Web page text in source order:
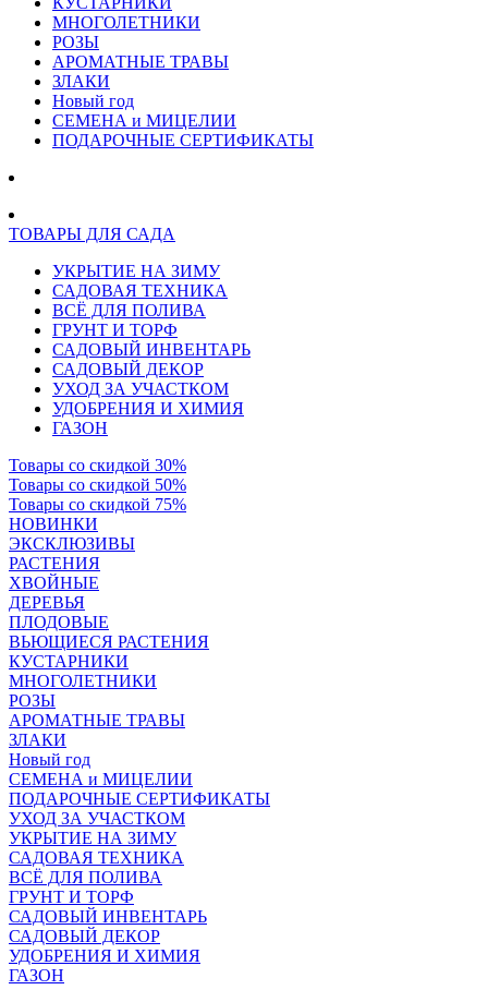
МНОГОЛЕТНИКИ
РОЗЫ
АРОМАТНЫЕ ТРАВЫ
ЗЛАКИ
Новый год
СЕМЕНА и МИЦЕЛИИ
ПОДАРОЧНЫЕ СЕРТИФИКАТЫ
ТОВАРЫ ДЛЯ САДА
УКРЫТИЕ НА ЗИМУ
САДОВАЯ ТЕХНИКА
ВСЁ ДЛЯ ПОЛИВА
ГРУНТ И ТОРФ
САДОВЫЙ ИНВЕНТАРЬ
САДОВЫЙ ДЕКОР
УХОД ЗА УЧАСТКОМ
УДОБРЕНИЯ И ХИМИЯ
ГАЗОН
Товары со скидкой 30%
Товары со скидкой 50%
Товары со скидкой 75%
НОВИНКИ
ЭКСКЛЮЗИВЫ
РАСТЕНИЯ
ХВОЙНЫЕ
ДЕРЕВЬЯ
ПЛОДОВЫЕ
ВЬЮЩИЕСЯ РАСТЕНИЯ
КУСТАРНИКИ
МНОГОЛЕТНИКИ
РОЗЫ
АРОМАТНЫЕ ТРАВЫ
ЗЛАКИ
Новый год
СЕМЕНА и МИЦЕЛИИ
ПОДАРОЧНЫЕ СЕРТИФИКАТЫ
УХОД ЗА УЧАСТКОМ
УКРЫТИЕ НА ЗИМУ
САДОВАЯ ТЕХНИКА
ВСЁ ДЛЯ ПОЛИВА
ГРУНТ И ТОРФ
САДОВЫЙ ИНВЕНТАРЬ
САДОВЫЙ ДЕКОР
УДОБРЕНИЯ И ХИМИЯ
ГАЗОН